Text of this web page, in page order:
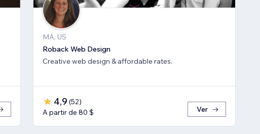
MA, US
Roback Web Design
Creative web design & affordable rates.
4,9 (52)
A partir de 80 $
Ver